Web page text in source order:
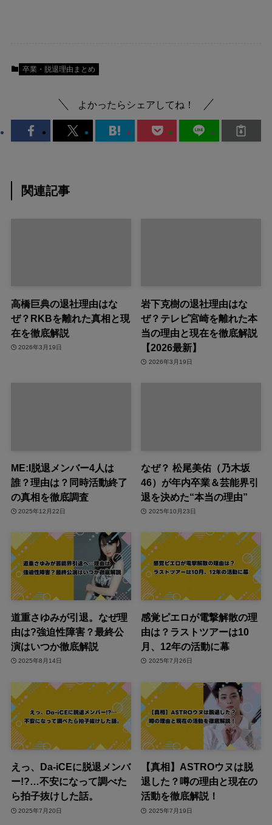
卒業・脱退理由まとめ
よかったらシェアしてね！
関連記事
高橋巨典の退社理由はな
ぜ？RKBを離れた真相と現
在を徹底解説
2026年3月19日
岩下克樹の退社理由はな
ぜ？テレビ宮崎を離れた本
当の理由と現在を徹底解説
【2026最新】
2026年3月19日
ME:I脱退メンバー4人は
誰？理由は？同時活動終了
の真相を徹底調査
2025年12月22日
なぜ？ 松尾美佑（乃木坂
46）が年内卒業＆芸能界引
退を決めた“本当の理由”
2025年10月23日
道重さゆみが引退。なぜ理
由は?強迫性障害？最終公
演はいつか徹底解説
2025年8月14日
感覚ピエロが電撃解散の理
由は？ラストツアーは10
月、12年の活動に幕
2025年7月26日
えっ、Da-iCEに脱退メンバ
ー!?…不安になって調べた
ら拍子抜けした話。
2025年7月20日
【真相】ASTROウヌは脱
退した？噂の理由と現在の
活動を徹底解説！
2025年7月19日